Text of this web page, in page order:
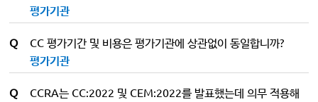
평가기관
Q
CC 평가기간 및 비용은 평가기관에 상관없이 동일합니까?
평가기관
Q
CCRA는 CC:2022 및 CEM:2022를 발표했는데 의무 적용해